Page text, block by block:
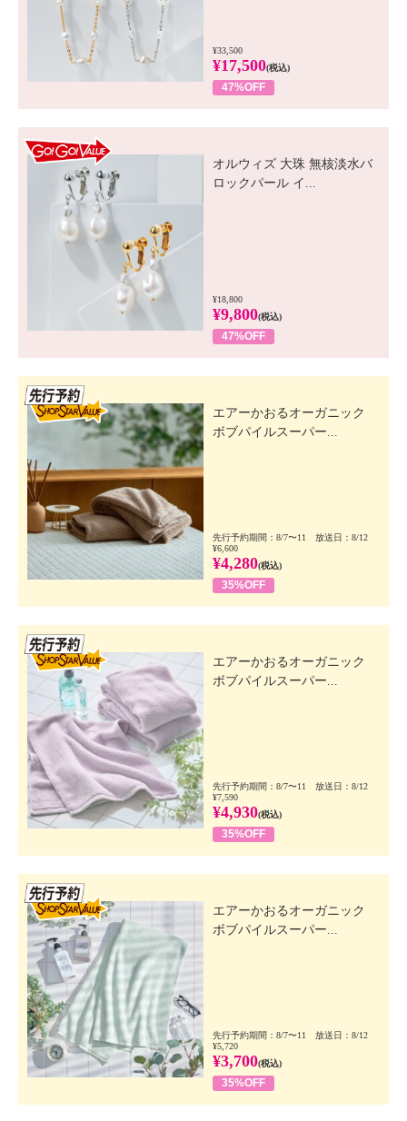
¥33,500
¥17,500(税込)
47%OFF
オルウィズ 大珠 無核淡水バ
ロックパール イ...
¥18,800
¥9,800(税込)
47%OFF
エアーかおるオーガニック
ボブパイルスーパー...
先行予約期間：8/7〜11 放送日：8/12
¥6,600
¥4,280(税込)
35%OFF
エアーかおるオーガニック
ボブパイルスーパー...
先行予約期間：8/7〜11 放送日：8/12
¥7,590
¥4,930(税込)
35%OFF
エアーかおるオーガニック
ボブパイルスーパー...
先行予約期間：8/7〜11 放送日：8/12
¥5,720
¥3,700(税込)
35%OFF